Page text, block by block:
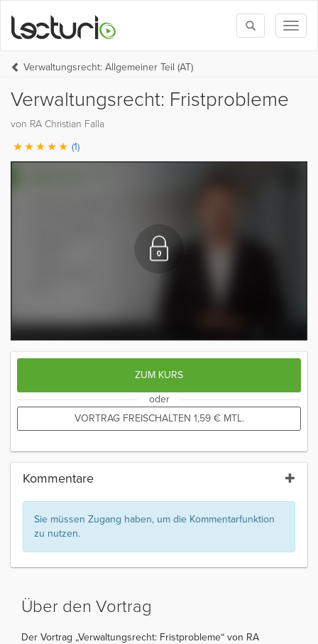
Toggle
search
Verwaltungsrecht: Allgemeiner Teil (AT)
Verwaltungsrecht: Fristprobleme
von RA Christian Falla
(1)
ZUM KURS
oder
VORTRAG FREISCHALTEN 1,59 € MTL.
Kommentare
Sie müssen Zugang haben, um die Kommentarfunktion
zu nutzen.
Über den Vortrag
Der Vortrag „Verwaltungsrecht: Fristprobleme“ von RA